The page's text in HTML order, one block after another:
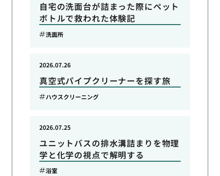
自宅の洗面台が詰まった際にペット
ボトルで救われた体験記
洗面所
真空式パイプクリーナーを探す旅
2026.07.26
ハウスクリーニング
ユニットバスの排水溝詰まりを物理
学と化学の視点で解明する
2026.07.25
浴室